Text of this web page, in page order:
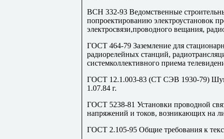
ВСН 332-93 Ведомственные
попроектированию электроустановок
электросвязи,проводного вещания,
ГОСТ 464-79 Заземление для
радиорелейных станций,
системколлективного приема
ГОСТ 12.1.003-83 (СТ СЭВ 1930-79)
1.07.84 г.
ГОСТ 5238-81 Установки проводной
напряжений и токов, возникающих на
ГОСТ 2.105-95 Общие требования к